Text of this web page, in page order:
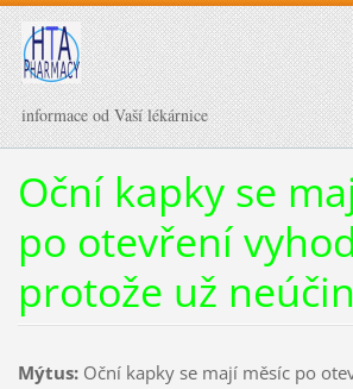
informace od Vaší lékárnice
Oční kapky se
po otevření
protože už
Mýtus:Oční kapky se mají měsíc po